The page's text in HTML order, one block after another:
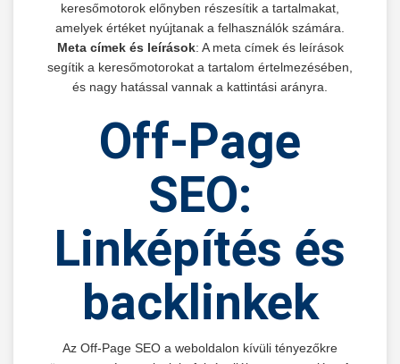
keresőmotorok előnyben részesítik a tartalmakat,
amelyek értéket nyújtanak a felhasználók számára.
Meta címek és leírások: A meta címek és leírások
segítik a keresőmotorokat a tartalom értelmezésében,
és nagy hatással vannak a kattintási arányra.
Off-Page
SEO:
Linképítés és
backlinkek
Az Off-Page SEO a weboldalon kívüli tényezőkre